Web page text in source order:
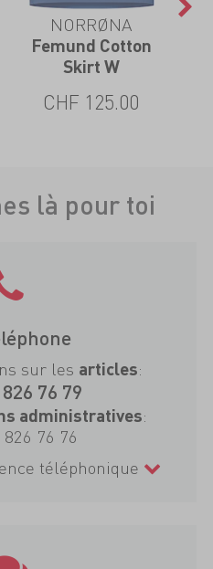
NORRØNA
Femund Cotton
Skirt W
CHF 125.00
là pour toi
sur les articles:
76 79
administratives:
826 76 76
téléphonique